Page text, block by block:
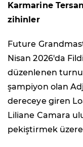
Karmarine
zihinler
Future
Nisan 2026'da
düzenlenen
şampiyon olan
dereceye giren
Liliane Camara
pekiştirmek